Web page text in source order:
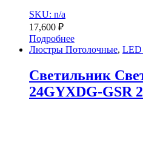
SKU: n/a
17,600 ₽
Подробнее
Люстры Потолочные, LED
Светильник
24GYXDG-GSR